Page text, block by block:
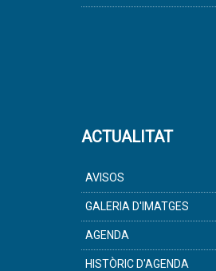
ACTUALITAT
AVISOS
GALERIA D'IMATGES
AGENDA
HISTÒRIC D'AGENDA